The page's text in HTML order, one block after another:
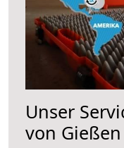
Unser
von